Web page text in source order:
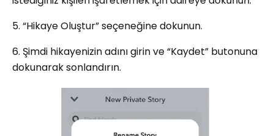
5. “Hikaye Oluştur” seçeneğine dokunun.
6. Şimdi hikayenizin adını girin ve “Kaydet” butonuna
dokunarak sonlandırın.